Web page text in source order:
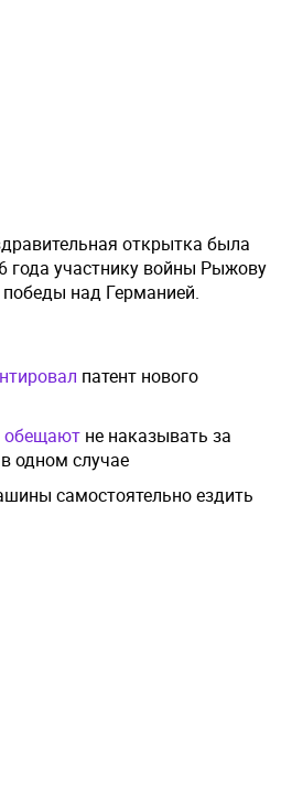
открытка была
года участнику войны Рыжову
над Германией.
патент нового
обещают не наказывать за
одном случае
самостоятельно ездить